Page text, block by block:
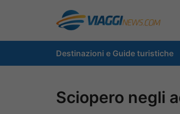
contenuto
Destinazioni e Guide turistiche
Sciopero negli